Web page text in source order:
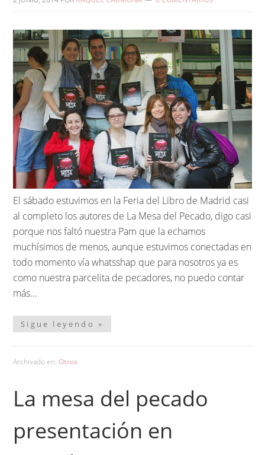
El sábado estuvimos en la Feria del Libro de Madrid casi
al completo los autores de La Mesa del Pecado, digo casi
porque nos faltó nuestra Pam que la echamos
muchísimos de menos, aunque estuvimos conectadas en
todo momento vía whatsshap que para nosotros ya es
como nuestra parcelita de pecadores, no puedo contar
más…
Sigue leyendo »
Archivado en: Otros
La mesa del pecado
presentación en